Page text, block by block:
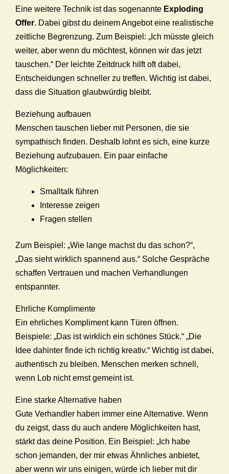
Eine weitere Technik ist das sogenannte Exploding
Offer. Dabei gibst du deinem Angebot eine realistische
zeitliche Begrenzung. Zum Beispiel: „Ich müsste gleich
weiter, aber wenn du möchtest, können wir das jetzt
tauschen.“ Der leichte Zeitdruck hilft oft dabei,
Entscheidungen schneller zu treffen. Wichtig ist dabei,
dass die Situation glaubwürdig bleibt.
Beziehung aufbauen
Menschen tauschen lieber mit Personen, die sie
sympathisch finden. Deshalb lohnt es sich, eine kurze
Beziehung aufzubauen. Ein paar einfache
Möglichkeiten:
Smalltalk führen
Interesse zeigen
Fragen stellen
Zum Beispiel: „Wie lange machst du das schon?“,
„Das sieht wirklich spannend aus.“ Solche Gespräche
schaffen Vertrauen und machen Verhandlungen
entspannter.
Ehrliche Komplimente
Ein ehrliches Kompliment kann Türen öffnen.
Beispiele: „Das ist wirklich ein schönes Stück.“ „Die
Idee dahinter finde ich richtig kreativ.“ Wichtig ist dabei,
authentisch zu bleiben. Menschen merken schnell,
wenn Lob nicht ernst gemeint ist.
Eine starke Alternative haben
Gute Verhandler haben immer eine Alternative. Wenn
du zeigst, dass du auch andere Möglichkeiten hast,
stärkt das deine Position. Ein Beispiel: „Ich habe
schon jemanden, der mir etwas Ähnliches anbietet,
aber wenn wir uns einigen, würde ich lieber mit dir